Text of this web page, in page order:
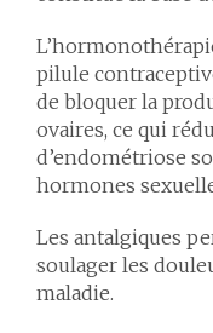
pilule
de bloquer la
ovaires, ce qui
d’endométriose
hormones
Les antalgiques
soulager les
maladie.